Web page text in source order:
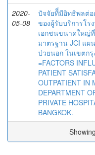
2020-
05-08
ปัจจัยทีี่มีอิทธิพลต่อ
ของผู้รับบริการโร
เอกชนขนาดใหญ่
มาตรฐาน JCI แผ
ป่วยนอก ในเขตก
=FACTORS
PATIENT
OUTPATIENT IN
DEPARTMENT
PRIVATE
BANGKOK.